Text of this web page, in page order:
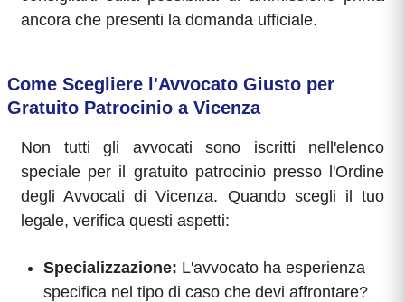
ancora che presenti la domanda ufficiale.
Come Scegliere l'Avvocato Giusto per
Gratuito Patrocinio a Vicenza
Non tutti gli avvocati sono iscritti nell'elenco
speciale per il gratuito patrocinio presso l'Ordine
degli Avvocati di Vicenza. Quando scegli il tuo
legale, verifica questi aspetti:
Specializzazione: L'avvocato ha esperienza
specifica nel tipo di caso che devi affrontare?